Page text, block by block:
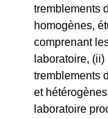
tremblements
homogènes,
comprenant
laboratoire,
tremblements
et
laboratoire